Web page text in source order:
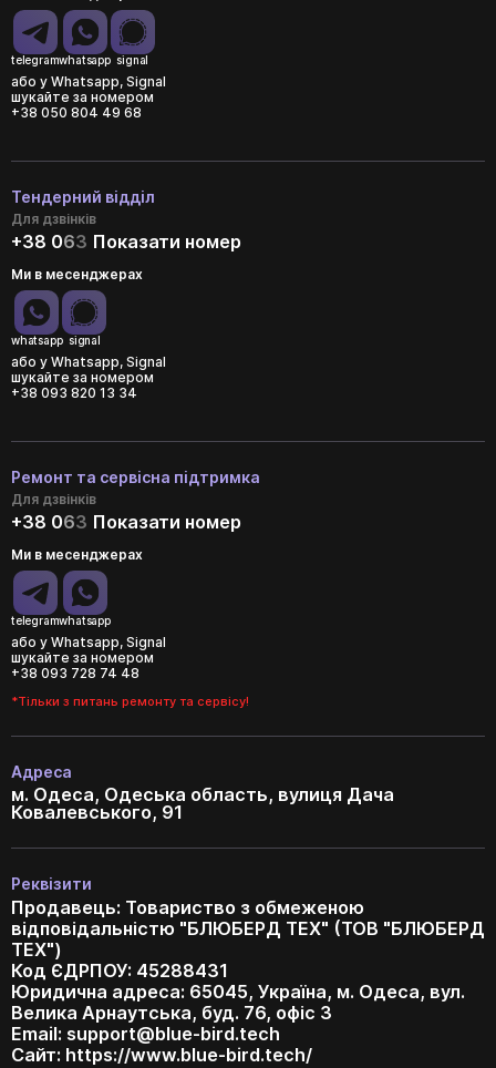
telegramwhatsapp signal
або у Whatsapp, Signal
шукайте за номером
+38 050 804 49 68
Тендерний відділ
Для дзвінків
+38 063 Показати номер
Ми в месенджерах
whatsapp signal
або у Whatsapp, Signal
шукайте за номером
+38 093 820 13 34
Ремонт та сервісна підтримка
Для дзвінків
+38 063 Показати номер
Ми в месенджерах
telegramwhatsapp
або у Whatsapp, Signal
шукайте за номером
+38 093 728 74 48
*Тільки з питань ремонту та сервісу!
Адреса
м. Одеса, Одеська область, вулиця Дача
Ковалевського, 91
Реквізити
Продавець: Товариство з обмеженою
відповідальністю "БЛЮБЕРД ТЕХ" (ТОВ "БЛЮБЕРД
ТЕХ")
Код ЄДРПОУ: 45288431
Юридична адреса: 65045, Україна, м. Одеса, вул.
Велика Арнаутська, буд. 76, офіс 3
Email: support@blue-bird.tech
Сайт: https://www.blue-bird.tech/